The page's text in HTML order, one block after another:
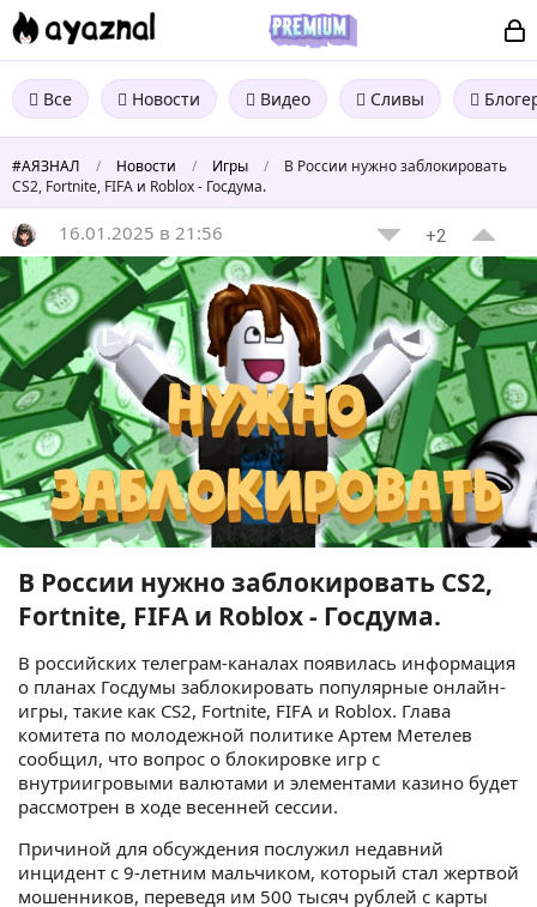
Все Новости Видео Сливы
#АЯЗНАЛ / Новости / Игры /
В России нужно заблокировать
CS2, Fortnite, FIFA и Roblox - Госдума.
16.01.2025 в 21:56 +2
В России нужно заблокировать CS2,
Fortnite, FIFA и Roblox - Госдума.
В российских телеграм-каналах появилась информация
о планах Госдумы заблокировать популярные онлайн-
игры, такие как CS2, Fortnite, FIFA и Roblox. Глава
комитета по молодежной политике Артем Метелев
сообщил, что вопрос о блокировке игр с
внутриигровыми валютами и элементами казино будет
рассмотрен в ходе весенней сессии.
Причиной для обсуждения послужил недавний
инцидент с 9-летним мальчиком, который стал жертвой
мошенников, переведя им 500 тысяч рублей с карты